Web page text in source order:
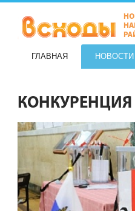
ГЛАВНАЯ НОВОСТИ